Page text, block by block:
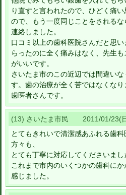
り直すと言われたので、ひどく痛
ので、もう一度同じことをされる
連絡しました。
口コミ以上の歯科医院さんだと思
らったのに全く痛みはなく、先生
がいいです。
さいたま市のこの近辺では間違い
す。歯の治療が全く苦ではなくな
歯医者さんです。
(13) さいたま市民 2011/01/23(
とてもきれいで清潔感あふれる歯
方々も、
とても丁寧に対応してくださいまし
これまで市内のいくつかの歯科に
感じました。